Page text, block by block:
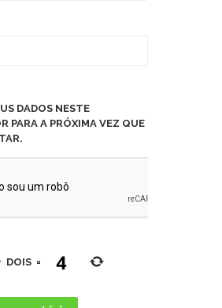
DADOS NESTE
PARA A PRÓXIMA VEZ QUE
DOIS =